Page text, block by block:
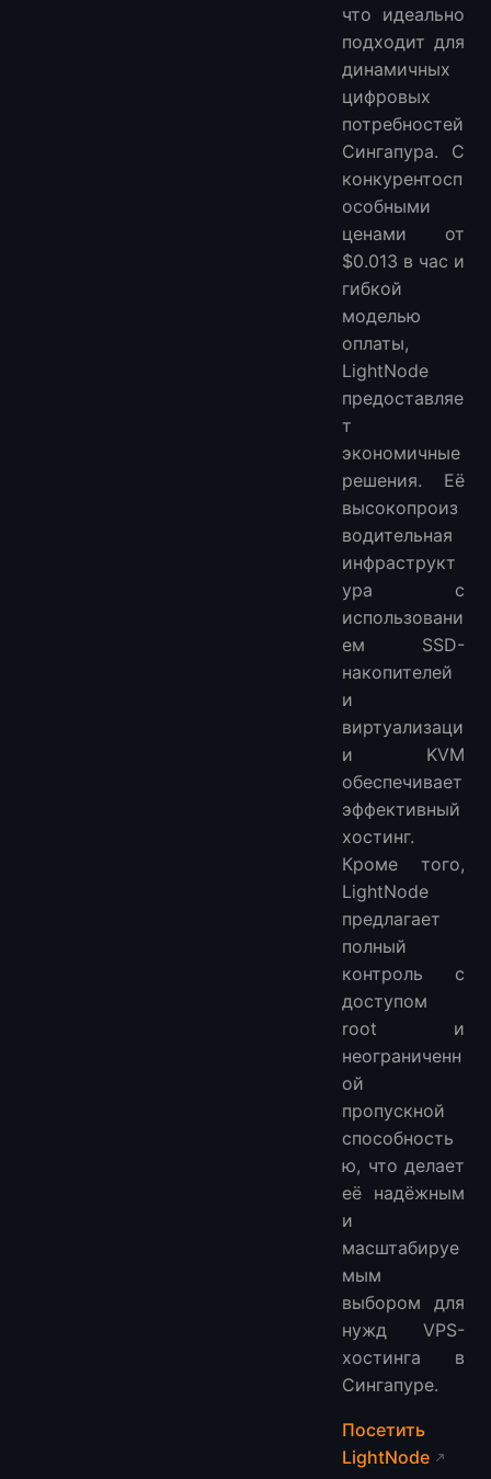
что идеально
подходит для
динамичных
цифровых
потребностей
Сингапура. С
конкурентосп
особными
ценами от
$0.013 в час и
гибкой
моделью
оплаты,
LightNode
предоставляе
т
экономичные
решения. Её
высокопроиз
водительная
инфраструкт
ура с
использовани
ем SSD-
накопителей
и
виртуализаци
и KVM
обеспечивает
эффективный
хостинг.
Кроме того,
LightNode
предлагает
полный
контроль с
доступом
root и
неограниченн
ой
пропускной
способность
ю, что делает
её надёжным
и
масштабируе
мым
выбором для
нужд VPS-
хостинга в
Сингапуре.
Посетить
LightNode